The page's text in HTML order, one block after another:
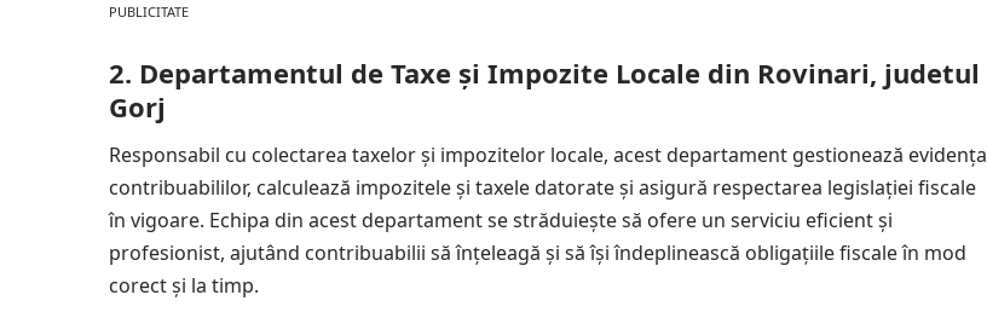
PUBLICITATE
2. Departamentul de Taxe și Impozite Locale din Rovinari, judetul
Gorj
Responsabil cu colectarea taxelor și impozitelor locale, acest departament gestionează evidența
contribuabililor, calculează impozitele și taxele datorate și asigură respectarea legislației fiscale
în vigoare. Echipa din acest departament se străduiește să ofere un serviciu eficient și
profesionist, ajutând contribuabilii să înțeleagă și să își îndeplinească obligațiile fiscale în mod
corect și la timp.